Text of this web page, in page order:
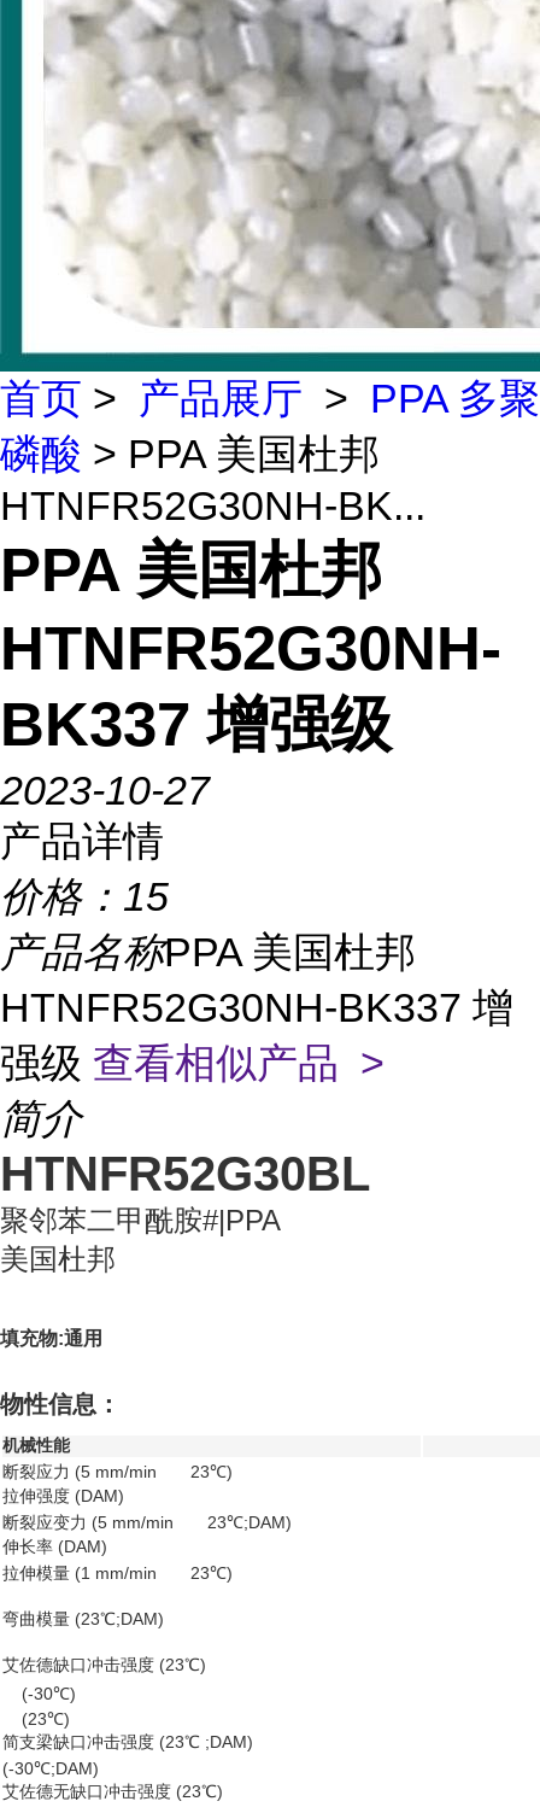
首页 > 产品展厅 > PPA 多聚
磷酸 > PPA 美国杜邦
HTNFR52G30NH-BK...
PPA 美国杜邦
HTNFR52G30NH-
BK337 增强级
2023-10-27
产品详情
价格： 15
产品名称PPA 美国杜邦
HTNFR52G30NH-BK337 增
强级 查看相似产品 >
简介
HTNFR52G30BL
聚邻苯二甲酰胺#|PPA
美国杜邦
填充物:通用
物性信息：
机械性能
断裂应力 (5 mm/min 23℃)
拉伸强度 (DAM)
断裂应变力 (5 mm/min 23℃;DAM)
伸长率 (DAM)
拉伸模量 (1 mm/min 23℃)
弯曲模量 (23℃;DAM)
艾佐德缺口冲击强度 (23℃)
(-30℃)
(23℃)
简支梁缺口冲击强度 (23℃ ;DAM)
(-30℃;DAM)
艾佐德无缺口冲击强度 (23℃)